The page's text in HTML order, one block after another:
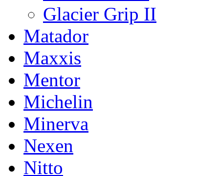
Glacier Grip II
Matador
Maxxis
Mentor
Michelin
Minerva
Nexen
Nitto